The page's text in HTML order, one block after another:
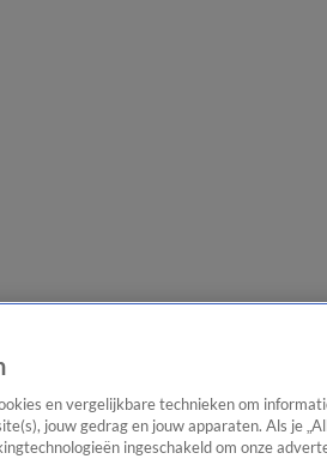
en vergelijkbare technieken om
jouw gedrag en jouw apparaten. Als je
ingeschakeld om onze